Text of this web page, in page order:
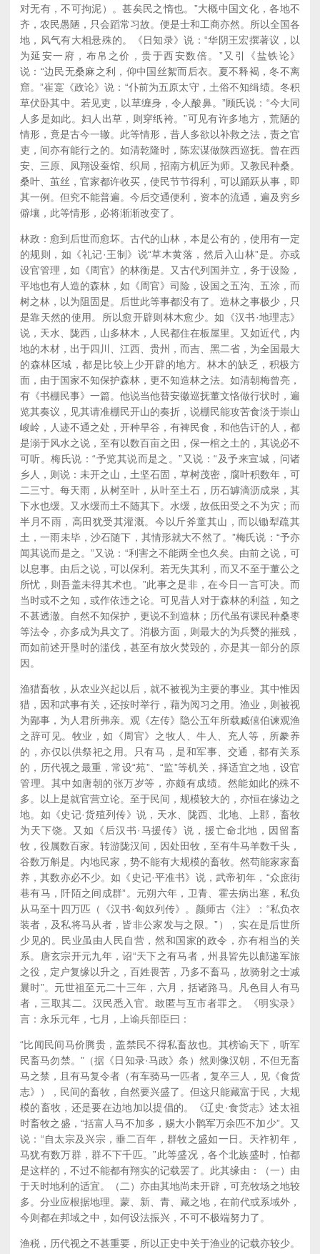
对无有，不可拘泥）。甚矣民之惰也。”大概中国文化，各地不
齐，农民愚陋，只会蹈常习故。便是士和工商亦然。所以全国各
地，风气有大相悬殊的。《日知录》说：“华阴王宏撰著议，以
为延安一府，布帛之价，贵于西安数倍。”又引《盐铁论》
说：“边民无桑麻之利，仰中国丝絮而后衣。夏不释褐，冬不离
窟。”崔寔《政论》说：“仆前为五原太守，土俗不知缉绩。冬积
草伏卧其中。若见吏，以草缠身，令人酸鼻。”顾氏说：“今大同
人多是如此。妇人出草，则穿纸袴。”可见有许多地方，荒陋的
情形，竟是古今一辙。此等情形，昔人多欲以补救之法，责之官
吏，间亦有能行之的。如清乾隆时，陈宏谋做陕西巡抚。曾在西
安、三原、凤翔设蚕馆、织局，招南方机匠为师。又教民种桑。
桑叶、茧丝，官家都许收买，使民节节得利，可以踊跃从事，即
其一例。但究不能普遍。今后交通便利，资本的流通，遍及穷乡
僻壤，此等情形，必将渐渐改变了。
林政：愈到后世而愈坏。古代的山林，本是公有的，使用有一定
的规则，如《礼记·王制》说“草木黄落，然后入山林”是。亦或
设官管理，如《周官》的林衡是。又古代列国并立，务于设险，
平地也有人造的森林，如《周官》司险，设国之五沟、五涂，而
树之林，以为阻固是。后世此等事都没有了。造林之事极少，只
是靠天然的使用。所以愈开辟则林木愈少。如《汉书·地理志》
说，天水、陇西，山多林木，人民都住在板屋里。又如近代，内
地的木材，出于四川、江西、贵州，而吉、黑二省，为全国最大
的森林区域，都是比较上少开辟的地方。林木的缺乏，积极方
面，由于国家不知保护森林，更不知造林之法。如清朝梅曾亮，
有《书棚民事》一篇。他说当他替安徽巡抚董文恪做行状时，遍
览其奏议，见其请准棚民开山的奏折，说棚民能攻苦食淡于崇山
峻岭，人迹不通之处，开种旱谷，有裨民食，和他告讦的人，都
是溺于风水之说，至有以数百亩之田，保一棺之土的，其说必不
可听。梅氏说：“予览其说而是之。”又说：“及予来宣城，问诸
乡人，则说：未开之山，土坚石固，草树茂密，腐叶积数年，可
二三寸。每天雨，从树至叶，从叶至土石，历石罅滴沥成泉，其
下水也缓。又水缓而土不随其下。水缓，故低田受之不为灾；而
半月不雨，高田犹受其灌溉。今以斤斧童其山，而以锄犁疏其
土，一雨未毕，沙石随下，其情形就大不然了。”梅氏说：“予亦
闻其说而是之。”又说：“利害之不能两全也久矣。由前之说，可
以息事。由后之说，可以保利。若无失其利，而又不至于董公之
所忧，则吾盖未得其术也。”此事之是非，在今日一言可决。而
当时或不之知，或作依违之论。可见昔人对于森林的利益，知之
不甚透澈。自然不知保护，更说不到造林；历代虽有课民种桑枣
等法令，亦多成为具文了。消极方面，则最大的为兵燹的摧残，
而如前述开垦时的滥伐，甚至有放火焚毁的，亦是其一部分的原
因。
渔猎畜牧，从农业兴起以后，就不被视为主要的事业。其中惟因
猎，因和武事有关，还按时举行，藉为阅习之用。渔业，则被视
为鄙事，为人君所弗亲。观《左传》隐公五年所载臧僖伯谏观渔
之辞可见。牧业，如《周官》之牧人、牛人、充人等，所豢养
的，亦仅以供祭祀之用。只有马，是和军事、交通，都有关系
的，历代视之最重，常设“苑”、“监”等机关，择适宜之地，设官
管理。其中如唐朝的张万岁等，亦颇有成绩。然能如此的殊不
多。以上是就官营立论。至于民间，规模较大的，亦恒在缘边之
地。如《史记·货殖列传》说，天水、陇西、北地、上郡，畜牧
为天下饶。又如《后汉书·马援传》说，援亡命北地，因留畜
牧，役属数百家。转游陇汉间，因处田牧，至有牛马羊数千头，
谷数万斛是。内地民家，势不能有大规模的畜牧。然苟能家家畜
养，其数亦必不少。如《史记·平准书》说，武帝初年，“众庶街
巷有马，阡陌之间成群”。元朔六年，卫青、霍去病出塞，私负
从马至十四万匹（《汉书·匈奴列传》。颜师古《注》：“私负衣
装者，及私将马从者，皆非公家发与之限。”），实在是后世所
少见的。民业虽由人民自营，然和国家的政令，亦有相当的关
系。唐玄宗开元九年，诏“天下之有马者，州县皆先以邮递军旅
之役，定户复缘以升之，百姓畏苦，乃多不畜马，故骑射之士减
曩时”。元世祖至元二十三年，六月，括诸路马。凡色目人有马
者，三取其二。汉民悉入官。敢匿与互市者罪之。《明实录》
言：永乐元年，七月，上谕兵部臣曰：
“比闻民间马价腾贵，盖禁民不得私畜故也。其榜谕天下，听军
民畜马勿禁。”（据《日知录·马政》条）然则像汉朝，不但无畜
马之禁，且有马复令者（有车骑马一匹者，复卒三人，见《食货
志》），民间的畜牧，自然要兴盛了。但这只能藏富于民，大规
模的畜牧，还是要在边地加以提倡的。《辽史·食货志》述太祖
时畜牧之盛，“括富人马不加多，赐大小鹘军万余匹不加少”。又
说：“自太宗及兴宗，垂二百年，群牧之盛如一日。天祚初年，
马犹有数万群，群不下千匹。”此等盛况，各个北族盛时，怕都
是这样的，不过不能都有翔实的记载罢了。此其缘由：（一）由
于天时地利的适宜。（二）亦由其地尚未开辟，可充牧场之地较
多。分业应根据地理。蒙、新、青、藏之地，在前代或系域外，
今则都在邦域之中，如何设法振兴，不可不极端努力了。
渔税，历代视之不甚重要，所以正史中关于渔业的记载亦较少。